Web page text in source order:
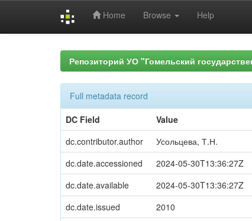
Home Browse Help
Репозиторий УО "Гомельский
Full metadata record
DC Field
Value
dc.contributor.author
Усольцева, Т.Н.
dc.date.accessioned
2024-05-30T13:36:27Z
dc.date.available
2024-05-30T13:36:27Z
dc.date.issued
2010